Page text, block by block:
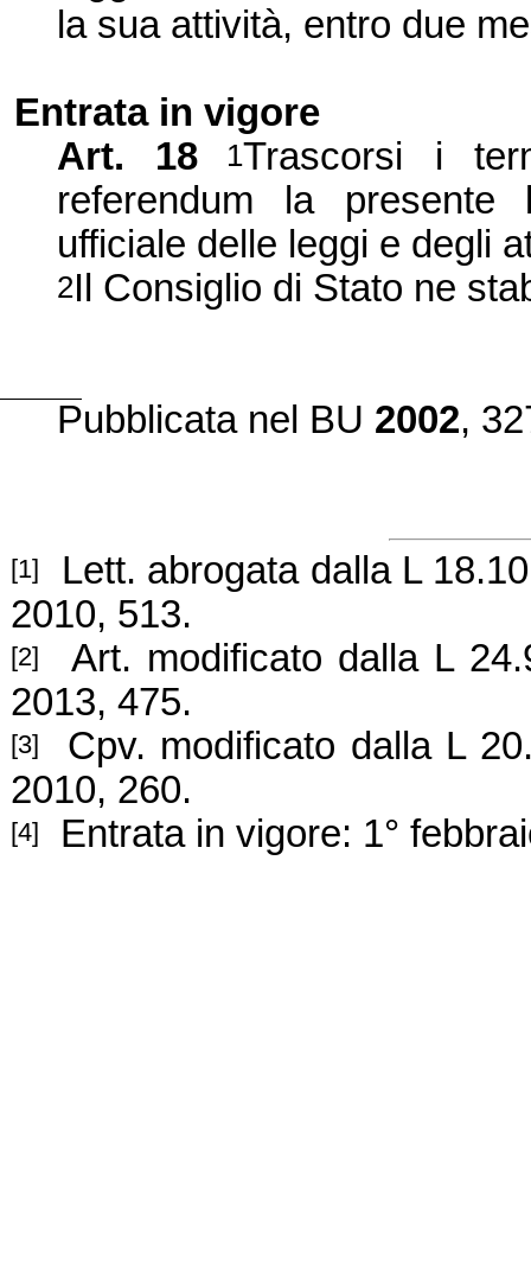
la suaattività, entro due
Entrata in vigore
Art. 18
1Trascorsi i
referendum la
ufficiale delle leggi e degli
2Il Consiglio di Stato ne
Pubblicata nel BU 2002,
[1]
Lett. abrogata dalla L
2010, 513.
[2]
Art. modificato dalla L
2013, 475.
[3]
Cpv. modificato dalla L
2010, 260.
[4] Entrata in vigore: 1°